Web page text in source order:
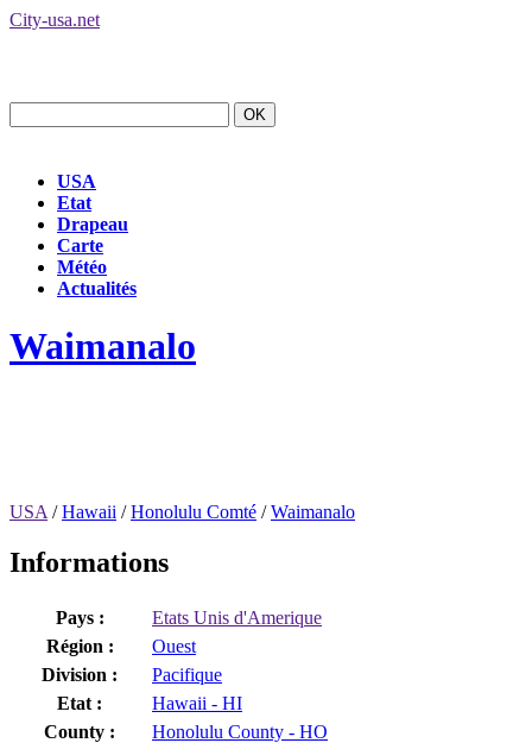
City-usa.net
USA
Etat
Drapeau
Carte
Météo
Actualités
Waimanalo
USA /Hawaii /Honolulu Comté /Waimanalo
Informations
Pays :
Etats Unis d'Amerique
Région :
Ouest
Division :
Pacifique
Etat :
Hawaii - HI
County :
Honolulu County - HO